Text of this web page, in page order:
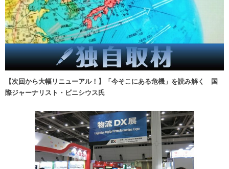
【次回から大幅リニューアル！】「今そこにある危機」を読み解く 国
際ジャーナリスト・ビニシウス氏